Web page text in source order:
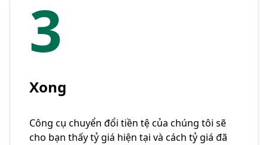
3
Xong
Công cụ chuyển đổi tiền tệ của chúng tôi sẽ
cho bạn thấy tỷ giá hiện tại và cách tỷ giá đã